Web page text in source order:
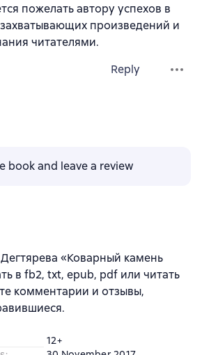
пожелать автору успехов в
произведений и
читателями.
Reply
book and leave a review
«Коварный камень
в fb2, txt, epub, pdf или читать
комментарии и отзывы,
12+